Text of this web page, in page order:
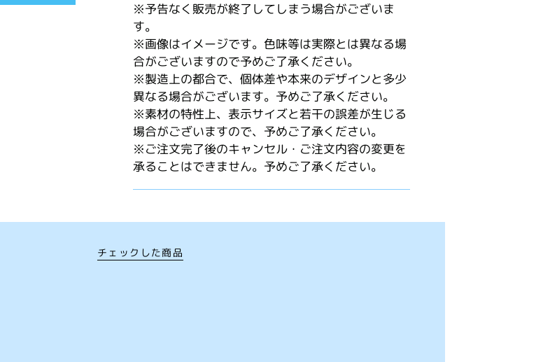
※予告なく販売が終了してしまう場合がございま
す。
※画像はイメージです。色味等は実際とは異なる場
合がございますので予めご了承ください。
※製造上の都合で、個体差や本来のデザインと多少
異なる場合がございます。予めご了承ください。
※素材の特性上、表示サイズと若干の誤差が生じる
場合がございますので、予めご了承ください。
※ご注文完了後のキャンセル・ご注文内容の変更を
承ることはできません。予めご了承ください。
チェックした商品